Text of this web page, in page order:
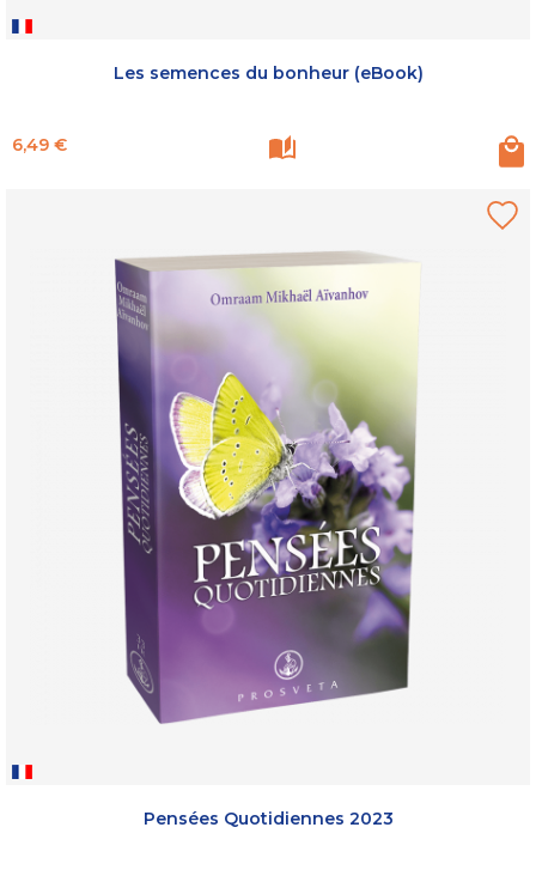
Les semences du bonheur (eBook)
Prix
6,49 €
Pensées Quotidiennes 2023